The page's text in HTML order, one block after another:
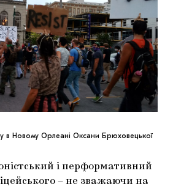
в Новому Орлеані Оксани Брюховецької
і перформативний
– не зважаючи на